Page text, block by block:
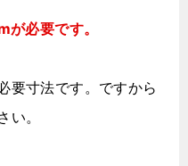
必要です。
要寸法です。ですから
い。